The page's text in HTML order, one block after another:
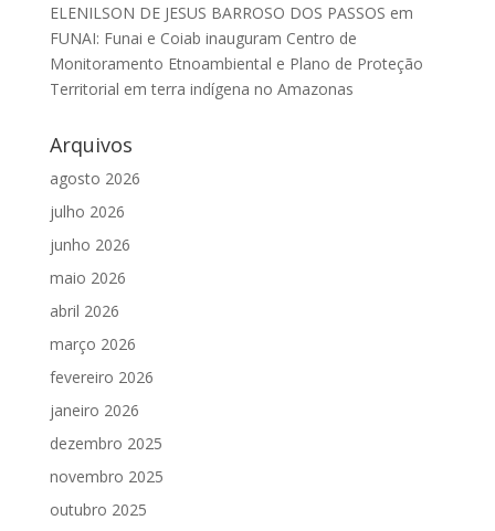
ELENILSON DE JESUS BARROSO DOS PASSOS em
FUNAI: Funai e Coiab inauguram Centro de
Monitoramento Etnoambiental e Plano de Proteção
Territorial em terra indígena no Amazonas
Arquivos
agosto 2026
julho 2026
junho 2026
maio 2026
abril 2026
março 2026
fevereiro 2026
janeiro 2026
dezembro 2025
novembro 2025
outubro 2025